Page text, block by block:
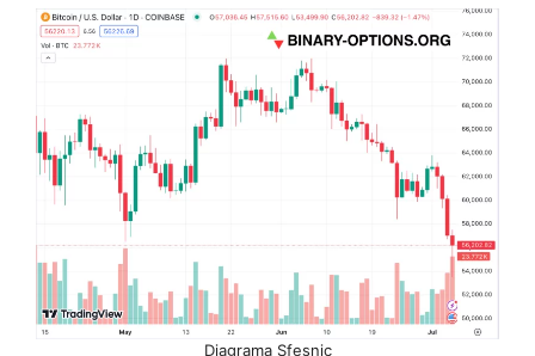
Diagrama Sfeșnic